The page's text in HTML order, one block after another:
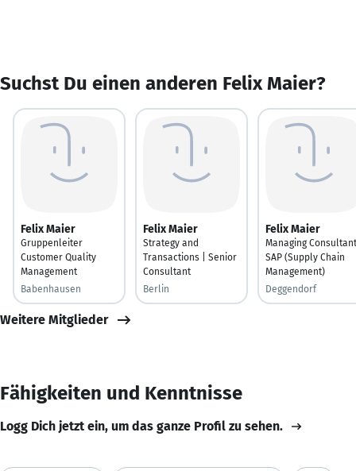
Suchst Du einen anderen Felix Maier?
Felix Maier
Gruppenleiter
Customer Quality
Management
Babenhausen
Felix Maier
Strategy and
Transactions | Senior
Consultant
Berlin
Felix Maier
Managing Consultant
SAP (Supply Chain
Management)
Deggendorf
Weitere Mitglieder
Fähigkeiten und Kenntnisse
Logg Dich jetzt ein, um das ganze Profil zu sehen.